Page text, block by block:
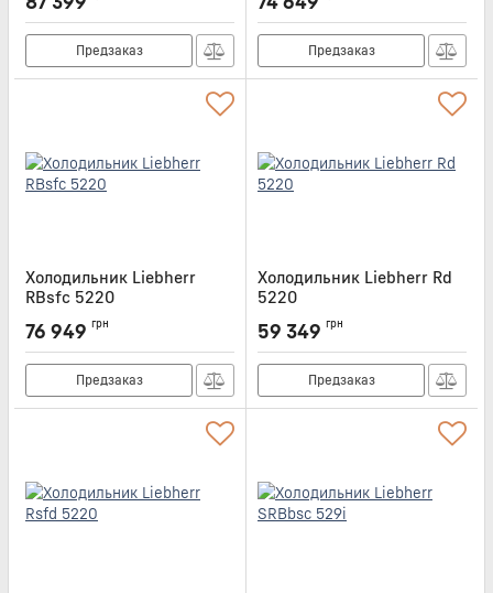
Предзаказ Предзаказ
Холодильник Liebherr
RBsfc 5220
RBSFC5220
76 949 грн
Предзаказ
Холодильник Liebherr Rd
5220
RD5220
59 349 грн
Предзаказ